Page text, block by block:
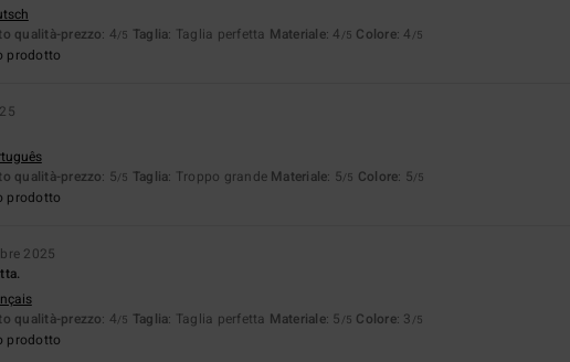
qualità-prezzo: 4/5 Taglia: Taglia perfetta Materiale: 4 /5 Colore: 4 /5
prodotto
qualità-prezzo: 5/5 Taglia: Troppo grande Materiale: 5/5 Colore: 5/5
prodotto
2025
qualità-prezzo: 4/5 Taglia: Taglia perfetta Materiale: 5 /5 Colore: 3 /5
prodotto